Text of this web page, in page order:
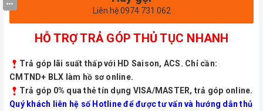
Liên hệ 0974 731 062
HỖ TRỢ TRẢ GÓP THỦ TỤC NHANH
Trả góp lãi suất thấp với HD Saison, ACS. Chỉ cần:
CMTND+ BLX làm hồ sơ online.
Trả góp 0% qua thẻ tín dụng VISA/MASTER, trả góp online.
Quý khách liên hệ số Hotline để được tư vấn và hướng dẫn thủ